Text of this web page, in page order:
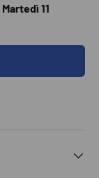
Martedì 11